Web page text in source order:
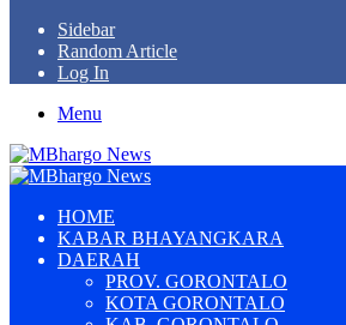
Sidebar
Random Article
Log In
Menu
HOME
KABAR BHAYANGKARA
DAERAH
PROV. GORONTALO
KOTA GORONTALO